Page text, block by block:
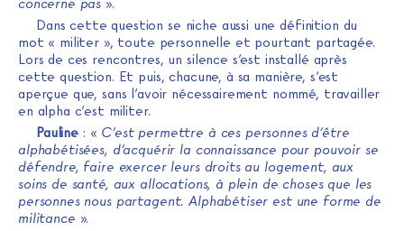
concerne pas ».
Dans cette question se niche aussi une définition du
mot « militer », toute personnelle et pourtant partagée.
Lors de ces rencontres, un silence s’est installé après
cette question. Et puis, chacune, à sa manière, s’est
aperçue que, sans l’avoir nécessairement nommé, travailler
en alpha c’est militer.
Pauline: « C’est permettre à ces personnes d’être
alphabétisées, d’acquérir la connaissance pour pouvoir se
défendre, faire exercer leurs droits au logement, aux
soins de santé, aux allocations, à plein de choses que les
personnes nous partagent. Alphabétiser est une forme de
militance ».